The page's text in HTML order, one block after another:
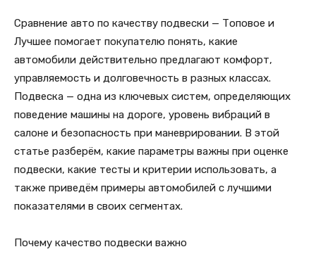
Сравнение авто по качеству подвески — Топовое и
Лучшее помогает покупателю понять, какие
автомобили действительно предлагают комфорт,
управляемость и долговечность в разных классах.
Подвеска — одна из ключевых систем, определяющих
поведение машины на дороге, уровень вибраций в
салоне и безопасность при маневрировании. В этой
статье разберём, какие параметры важны при оценке
подвески, какие тесты и критерии использовать, а
также приведём примеры автомобилей с лучшими
показателями в своих сегментах.
Почему качество подвески важно